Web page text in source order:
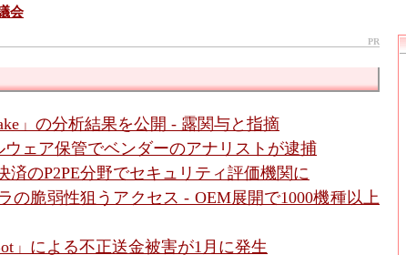
会
PR
」の分析結果を公開 - 露関与と指摘
ウェア保管でベンダーのアナリストが逮捕
済のP2PE分野でセキュリティ評価機関に
の脆弱性狙うアクセス - OEM展開で1000機種以上
」による不正送金被害が1月に発生